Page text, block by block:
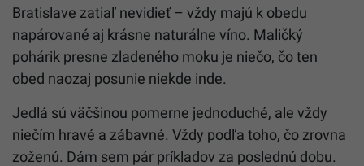
Bratislave zatiaľ nevidieť – vždy majú k obedu
napárované aj krásne naturálne víno. Maličký
pohárik presne zladeného moku je niečo, čo ten
obed naozaj posunie niekde inde.
Jedlá sú väčšinou pomerne jednoduché, ale vždy
niečím hravé a zábavné. Vždy podľa toho, čo zrovna
zoženú. Dám sem pár príkladov za poslednú dobu.